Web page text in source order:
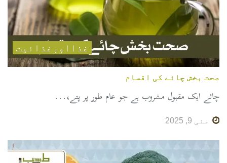
غذااورغذائیت
صحت بخش چائے کی اقسام
چائے ایک مقبول مشروب ہے جو عام طور پر پتے،...
مئی 9, 2025